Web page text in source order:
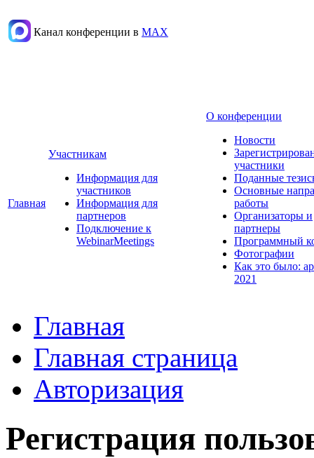
Канал конференции в МАХ
Главная
Участникам
Информация для
участников
Информация для
партнеров
Подключение к
WebinarMeetings
О конференции
Новости
участники
Поданные
Основные
работы
Организаторы и
партнеры
Программный
Фотографии
Как это было:
2021
Главная
Главная страница
Авторизация
Регистрация